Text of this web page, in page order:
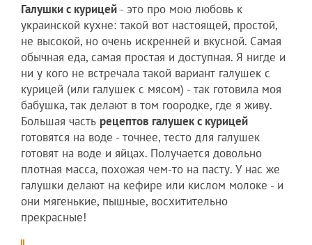
Галушки с курицей - это про мою любовь к
украинской кухне: такой вот настоящей, простой,
не высокой, но очень искренней и вкусной. Самая
обычная еда, самая простая и доступная. Я нигде и
ни у кого не встречала такой вариант галушек с
курицей (или галушек с мясом) - так готовила моя
бабушка, так делают в том гоородке, где я живу.
Большая часть рецептов галушек с курицей
готовятся на воде - точнее, тесто для галушек
готовят на воде и яйцах. Получается довольно
плотная масса, похожая чем-то на пасту. У нас же
галушки делают на кефире или кислом молоке - и
они мягенькие, пышные, восхитительно
прекрасные!